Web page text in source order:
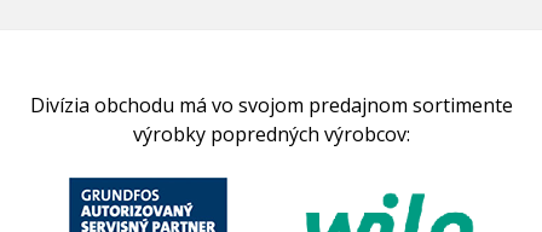
Divízia obchodu má vo svojom predajnom sortimente
výrobky popredných výrobcov: